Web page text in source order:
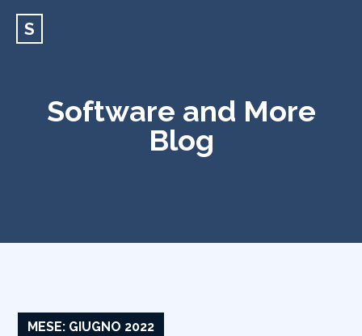
S
Software and More
Blog
MESE: GIUGNO 2022